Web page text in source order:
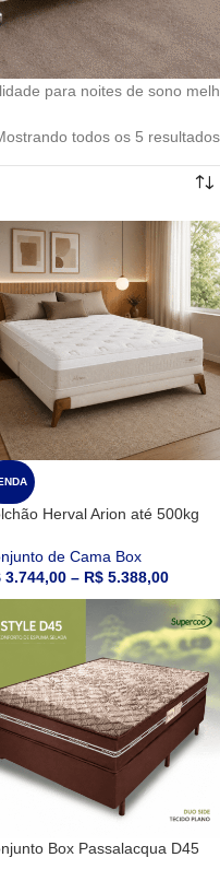
para noites de sono
todos os 5 resultados
Herval Arion até 500kg
de Cama Box
3.744,00 – R$ 5.388,00
Box Passalacqua D45